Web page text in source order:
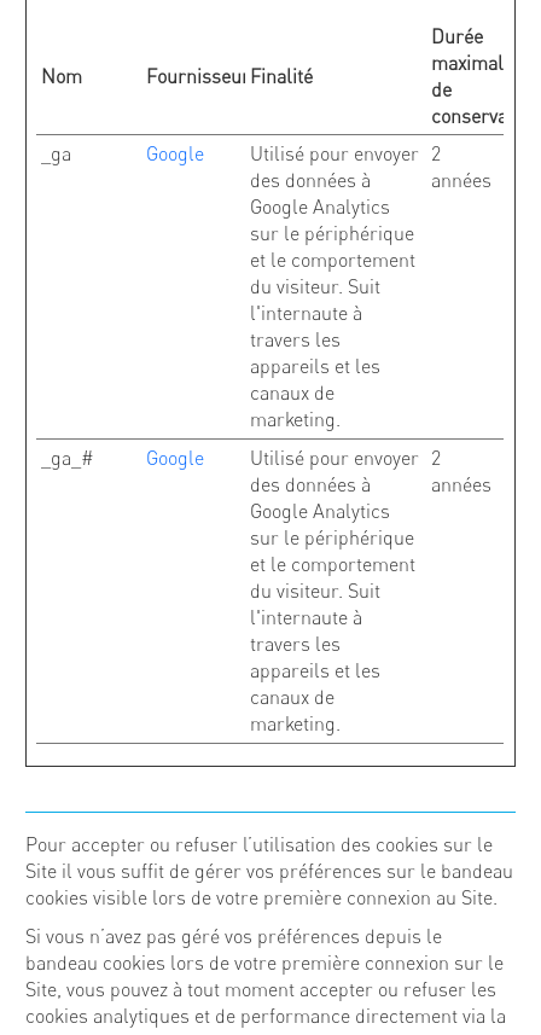
Nom Fournisseur Finalité
Durée
maximale
de
conservation
_ga
Google
Utilisé pour envoyer
des données à
Google Analytics
sur le périphérique
et le comportement
du visiteur. Suit
l'internaute à
travers les
appareils et les
canaux de
marketing.
2
années
_ga_# Google
Utilisé pour envoyer
des données à
Google Analytics
sur le périphérique
et le comportement
du visiteur. Suit
l'internaute à
travers les
appareils et les
canaux de
marketing.
2
années
Pour accepter ou refuser l’utilisation des cookies sur le
Site il vous suffit de gérer vos préférences sur le bandeau
cookies visible lors de votre première connexion au Site.
Si vous n’avez pas géré vos préférences depuis le
bandeau cookies lors de votre première connexion sur le
Site, vous pouvez à tout moment accepter ou refuser les
cookies analytiques et de performance directement via la